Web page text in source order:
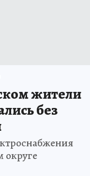
жители
без
округе